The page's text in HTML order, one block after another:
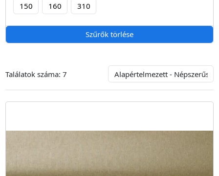
150 160 310
Szűrők törlése
Találatok száma:7